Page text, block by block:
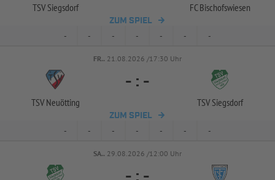
TSV Siegsdorf FC Bischofswiesen
ZUM SPIEL
- - - - - - -
FR.. 21.08.2026 /17:30 Uhr
TSV Neuötting
- : -
TSV Siegsdorf
ZUM SPIEL
- - - - - - -
SA.. 29.08.2026 /12:00 Uhr